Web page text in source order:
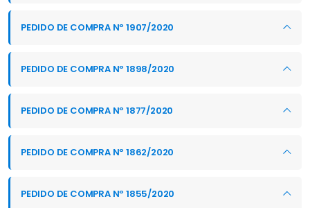
PEDIDO DE COMPRA Nº 1907/2020
PEDIDO DE COMPRA Nº 1898/2020
PEDIDO DE COMPRA Nº 1877/2020
PEDIDO DE COMPRA Nº 1862/2020
PEDIDO DE COMPRA Nº 1855/2020